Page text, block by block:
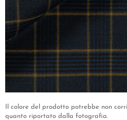
Il colore del prodotto potrebbe non
quanto riportato dalla fotografia.